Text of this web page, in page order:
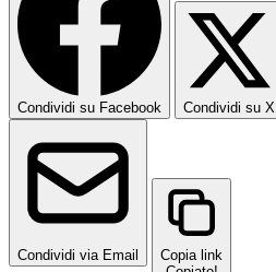
Condividi su Facebook Condividi su X
Condividi via Email
Copia link